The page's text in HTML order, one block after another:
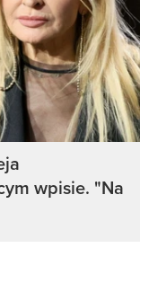
wpisie. "Na